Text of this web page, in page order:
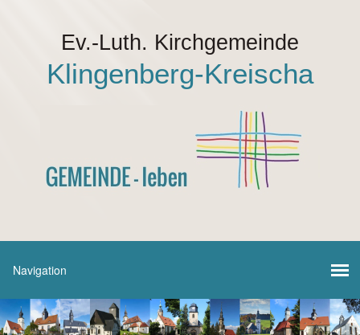
Ev.-Luth. Kirchgemeinde
Klingenberg-Kreischa